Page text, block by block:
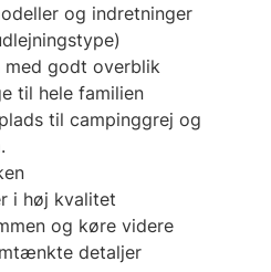
og indretninger
godt overblik
til hele familien
til campinggrej og
i høj kvalitet
og køre videre
detaljer